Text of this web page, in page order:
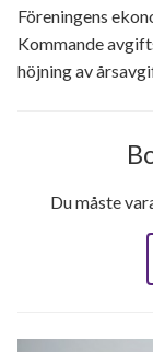
Föreningens
Kommande
höjning av
Du måste